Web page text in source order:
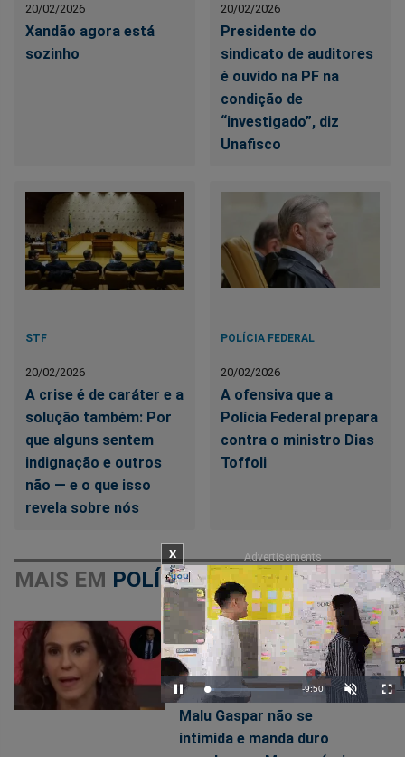
20/02/2026
Xandão agora está
sozinho
20/02/2026
Presidente do
sindicato de auditores
é ouvido na PF na
condição de
“investigado”, diz
Unafisco
STF
20/02/2026
A crise é de caráter e a
solução também: Por
que alguns sentem
indignação e outros
não — e o que isso
revela sobre nós
POLÍCIA FEDERAL
20/02/2026
A ofensiva que a
Polícia Federal prepara
contra o ministro Dias
Toffoli
MAIS EM POLÍTICA
MALU GASPAR
20/02/2026
Malu Gaspar não se
intimida e manda duro
Advertisements
Pause Loaded:
9.94%
Remaining
Time
-9:47 Unmute
X